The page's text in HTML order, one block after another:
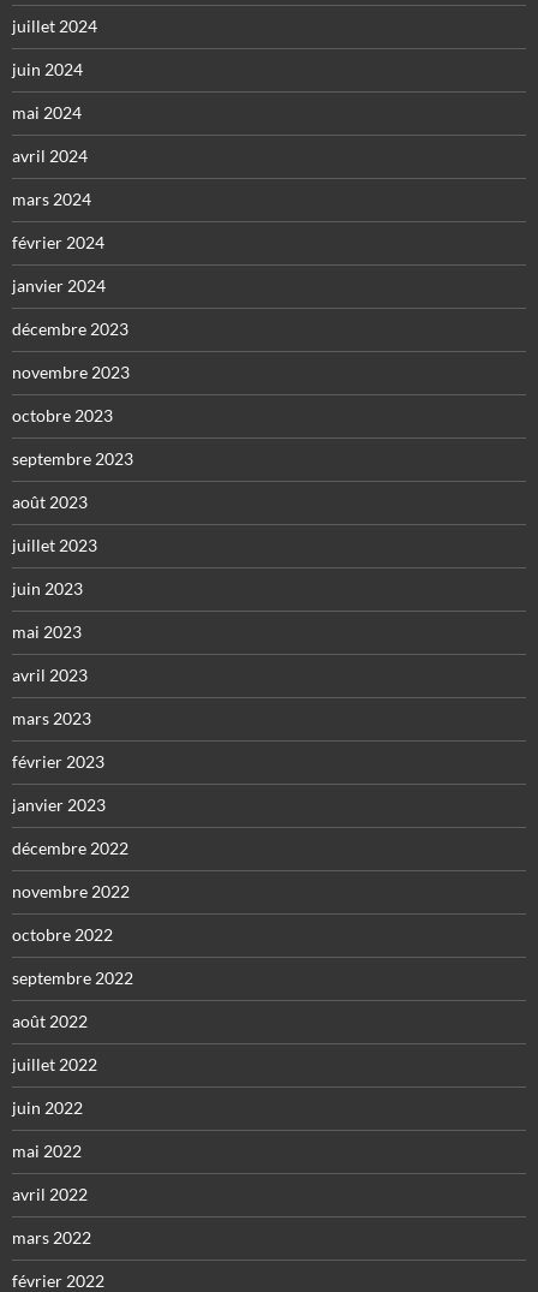
juillet 2024
juin 2024
mai 2024
avril 2024
mars 2024
février 2024
janvier 2024
décembre 2023
novembre 2023
octobre 2023
septembre 2023
août 2023
juillet 2023
juin 2023
mai 2023
avril 2023
mars 2023
février 2023
janvier 2023
décembre 2022
novembre 2022
octobre 2022
septembre 2022
août 2022
juillet 2022
juin 2022
mai 2022
avril 2022
mars 2022
février 2022